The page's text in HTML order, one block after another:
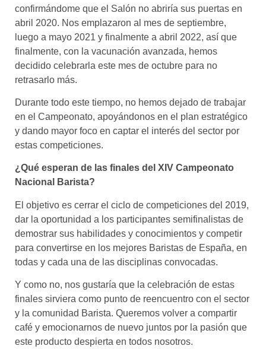
confirmándome que el Salón no abriría sus puertas en
abril 2020. Nos emplazaron al mes de septiembre,
luego a mayo 2021 y finalmente a abril 2022, así que
finalmente, con la vacunación avanzada, hemos
decidido celebrarla este mes de octubre para no
retrasarlo más.
Durante todo este tiempo, no hemos dejado de trabajar
en el Campeonato, apoyándonos en el plan estratégico
y dando mayor foco en captar el interés del sector por
estas competiciones.
¿Qué esperan de las finales del XIV Campeonato
Nacional Barista?
El objetivo es cerrar el ciclo de competiciones del 2019,
dar la oportunidad a los participantes semifinalistas de
demostrar sus habilidades y conocimientos y competir
para convertirse en los mejores Baristas de España, en
todas y cada una de las disciplinas convocadas.
Y como no, nos gustaría que la celebración de estas
finales sirviera como punto de reencuentro con el sector
y la comunidad Barista. Queremos volver a compartir
café y emocionarnos de nuevo juntos por la pasión que
este producto despierta en todos nosotros.